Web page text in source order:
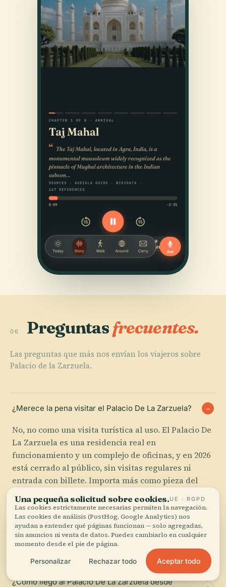
06 Preguntasfrecuentes.
Las preguntas que más nos envían los viajeros sobre
Palacio de la Zarzuela.
¿Merece la pena visitar el Palacio De La Zarzuela?
No, no como una visita turística al uso. El Palacio De
La Zarzuela es una residencia real en
funcionamiento y un complejo de oficinas, y en 2026
está cerrado al público, sin visitas regulares ni
entrada con billete. Importa más como pieza del
por el que realmente pueda pasearse.
¿Cuánto tiempo se necesita para el Palacio De La
¿Cómo llego al Palacio De La Zarzuela desde
Una pequeña solicitud sobre cookies.UE · RGPD
Las cookies estrictamente necesarias permiten la navegación.
Las cookies de análisis (PostHog, Google Analytics) nos
ayudan a entender qué páginas funcionan — solo agregadas,
sin anuncios ni venta de datos. Puedes cambiarlo en cualquier
momento desde el pie de página.
Personalizar Rechazar todo Aceptar todo